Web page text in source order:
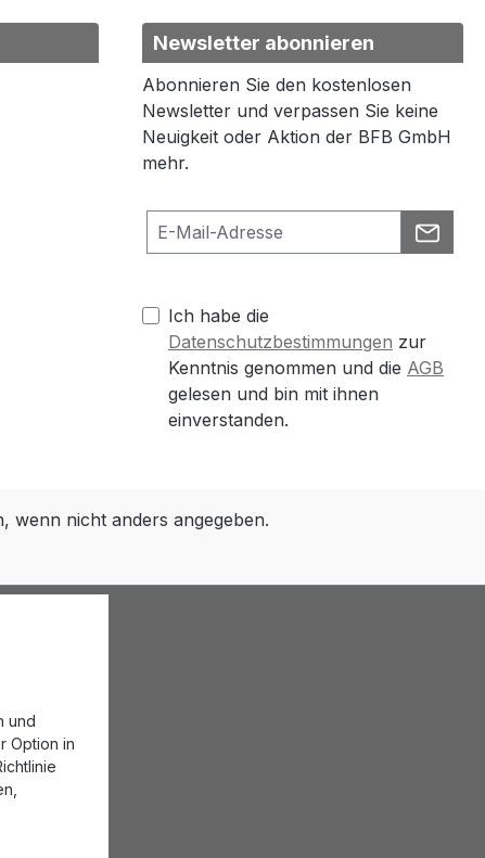
und
Option in
Newsletter abonnieren
Abonnieren Sie den kostenlosen
Newsletter und verpassen Sie keine
Neuigkeit oder Aktion der BFB GmbH
mehr.
Ich habe die
Datenschutzbestimmungen zur
Kenntnis genommen und die AGB
gelesen und bin mit ihnen
einverstanden.
wenn nicht anders angegeben.